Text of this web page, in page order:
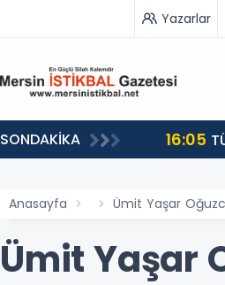
Yazarlar
SONDAKİKA 16:05
Anasayfa Ümit Yaşar
Ümit Yaşar